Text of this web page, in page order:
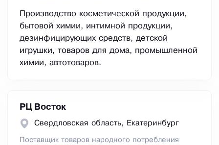
Производство косметической продукции,
бытовой химии, интимной продукции,
дезинфицирующих средств, детской
игрушки, товаров для дома, промышленной
химии, автотоваров.
РЦ Восток
Свердловская область, Екатеринбург
Поставщик товаров народного потребления